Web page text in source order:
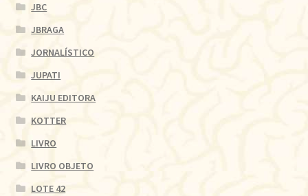
JBC
JBRAGA
JORNALÍSTICO
JUPATI
KAIJU EDITORA
KOTTER
LIVRO
LIVRO OBJETO
LOTE 42